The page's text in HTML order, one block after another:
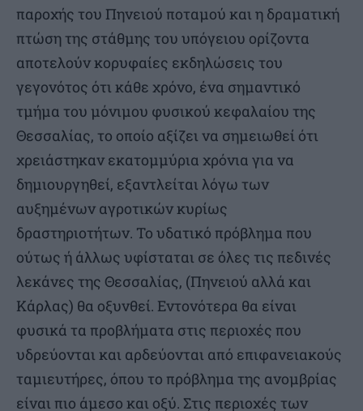
παροχής του Πηνειού ποταμού και η δραματική
πτώση της στάθμης του υπόγειου ορίζοντα
αποτελούν κορυφαίες εκδηλώσεις του
γεγονότος ότι κάθε χρόνο, ένα σημαντικό
τμήμα του μόνιμου φυσικού κεφαλαίου της
Θεσσαλίας, το οποίο αξίζει να σημειωθεί ότι
χρειάστηκαν εκατομμύρια χρόνια για να
δημιουργηθεί, εξαντλείται λόγω των
αυξημένων αγροτικών κυρίως
δραστηριοτήτων. Το υδατικό πρόβλημα που
ούτως ή άλλως υφίσταται σε όλες τις πεδινές
λεκάνες της Θεσσαλίας, (Πηνειού αλλά και
Κάρλας) θα οξυνθεί. Εντονότερα θα είναι
φυσικά τα προβλήματα στις περιοχές που
υδρεύονται και αρδεύονται από επιφανειακούς
ταμιευτήρες, όπου το πρόβλημα της ανομβρίας
είναι πιο άμεσο και οξύ. Στις περιοχές των